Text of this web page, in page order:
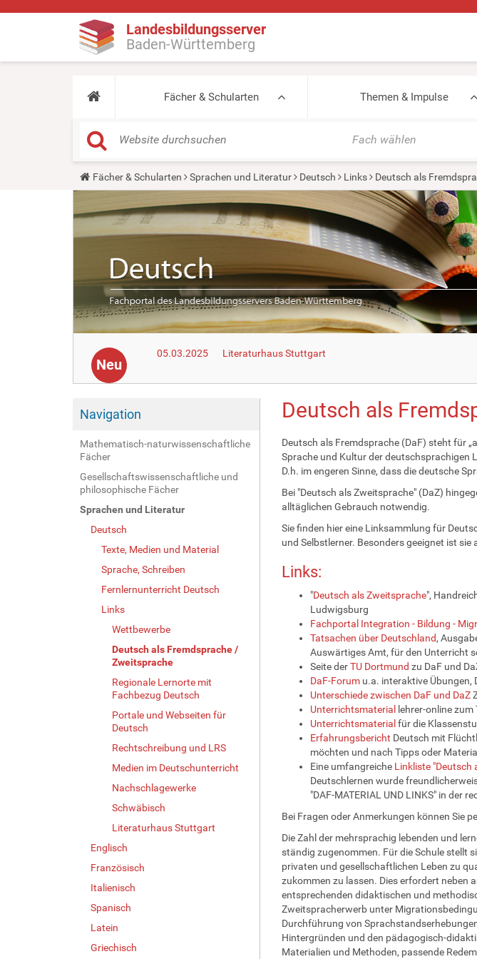
Landesbildungsserver
Baden-Württemberg
Fächer & Schularten Themen & Impulse
Fach wählen
Y
o
a
r
e
Fächer & Schularten Sprachen und Literatur Deutsch Links Deutsch als
Neu
05.03.2025 Literaturhaus Stuttgart
Navigation
Mathematisch-naturwissenschaftliche
Fächer
Gesellschaftswissenschaftliche und
philosophische Fächer
Sprachen und Literatur
Deutsch
Texte, Medien und Material
Sprache, Schreiben
Fernlernunterricht Deutsch
Links
Wettbewerbe
Deutsch als Fremdsprache /
Zweitsprache
Regionale Lernorte mit
Fachbezug Deutsch
Portale und Webseiten für
Deutsch
Rechtschreibung und LRS
Medien im Deutschunterricht
Nachschlagewerke
Schwäbisch
Literaturhaus Stuttgart
Englisch
Französisch
Italienisch
Spanisch
Latein
Griechisch
Deutsch als
Deutsch als Fremdsprache (DaF) steht für
Sprache und Kultur der deutschsprachigen
D.h. im engeren Sinne, dass die deutsche
Bei "Deutsch als Zweitsprache" (DaZ)
alltäglichen Gebrauch notwendig.
Sie finden hier eine Linksammlung für
und Selbstlerner. Besonders geeignet ist
Links:
"Deutsch als Zweitsprache",
Ludwigsburg
Fachportal Integration - Bildung -
Tatsachen über Deutschland,
Auswärtiges Amt, für den Unterricht
Seite derTU Dortmund zu DaF und
DaF-Forum u.a. interaktive
Unterschiede zwischen DaF und DaZ
Unterrichtsmaterial
lehrer-online
Unterrichtsmaterial für die
Erfahrungsbericht Deutsch mit
möchten und nach Tipps oder
Eine umfangreiche Linkliste "Deutsch
Deutschlernen wurde
"DAF-MATERIAL UND LINKS" in der
Bei Fragen oder Anmerkungen können Sie
Die Zahl der mehrsprachig lebenden und
ständig zugenommen. Für die Schule stellt
privaten und gesellschaftlichen Leben zu
zukommen zu lassen. Dies erfordert
entsprechenden didaktischen und
Zweitspracherwerb unter
Durchführung von
Hintergründen und den pädagogisch-
Materialien und Methoden, passende